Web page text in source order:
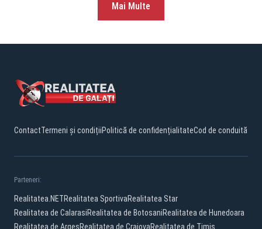
Mai Multe
ContactTermeni și condițiiPolitică de confidențialitateCod de conduită
Parteneri:
Realitatea.NETRealitatea SportivaRealitatea Star
Realitatea de CalarasiRealitatea de BotosaniRealitatea de Hunedoara
Realitatea de ArgesRealitatea de CraiovaRealitatea de Timis